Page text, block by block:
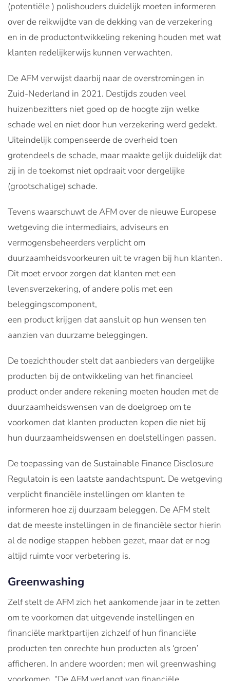
(potentiële ) polishouders duidelijk moeten informeren
over de reikwijdte van de dekking van de verzekering
en in de productontwikkeling rekening houden met wat
klanten redelijkerwijs kunnen verwachten.
De AFM verwijst daarbij naar de overstromingen in
Zuid-Nederland in 2021. Destijds zouden veel
huizenbezitters niet goed op de hoogte zijn welke
schade wel en niet door hun verzekering werd gedekt.
Uiteindelijk compenseerde de overheid toen
grotendeels de schade, maar maakte gelijk duidelijk dat
zij in de toekomst niet opdraait voor dergelijke
(grootschalige) schade.
Tevens waarschuwt de AFM over de nieuwe Europese
wetgeving die intermediairs, adviseurs en
vermogensbeheerders verplicht om
duurzaamheidsvoorkeuren uit te vragen bij hun klanten.
Dit moet ervoor zorgen dat klanten met een
levensverzekering, of andere polis met een
beleggingscomponent,
een product krijgen dat aansluit op hun wensen ten
aanzien van duurzame beleggingen.
De toezichthouder stelt dat aanbieders van dergelijke
producten bij de ontwikkeling van het financieel
product onder andere rekening moeten houden met de
duurzaamheidswensen van de doelgroep om te
voorkomen dat klanten producten kopen die niet bij
hun duurzaamheidswensen en doelstellingen passen.
De toepassing van de Sustainable Finance Disclosure
Regulatoin is een laatste aandachtspunt. De wetgeving
verplicht financiële instellingen om klanten te
informeren hoe zij duurzaam beleggen. De AFM stelt
dat de meeste instellingen in de financiële sector hierin
al de nodige stappen hebben gezet, maar dat er nog
altijd ruimte voor verbetering is.
Greenwashing
Zelf stelt de AFM zich het aankomende jaar in te zetten
om te voorkomen dat uitgevende instellingen en
financiële marktpartijen zichzelf of hun financiële
producten ten onrechte hun producten als ‘groen’
afficheren. In andere woorden; men wil greenwashing